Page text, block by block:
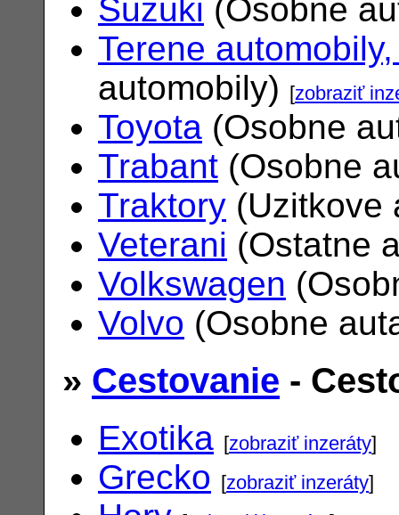
Suzuki (Osobne
Terene
automobily)
[zobraziť
Toyota (Osobne
Trabant (Osobne
Traktory (Uzitkove
Veterani (Ostatne
Volkswagen
Volvo (Osobne
» Cestovanie -
Exotika [zobraziť inzeráty]
Grecko [zobraziť inzeráty]